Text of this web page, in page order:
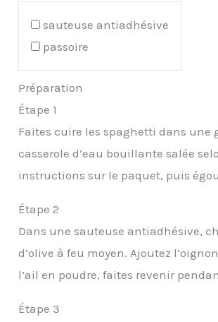
sauteuse antiadhésive
passoire
Préparation
Étape 1
Faites cuire les spaghetti dans une
casserole d’eau bouillante salée
instructions sur le paquet, puis
Étape 2
Dans une sauteuse antiadhésive,
d’olive à feu moyen. Ajoutez
l’ail en poudre, faites revenir
Étape 3